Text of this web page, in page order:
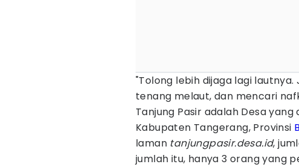
"Tolong lebih dijaga lagi
tenang melaut, dan mencari
Tanjung Pasir adalah Desa
Kabupaten Tangerang, Provinsi
laman tanjungpasir.desa.id,
jumlah itu, hanya 3 orang yang